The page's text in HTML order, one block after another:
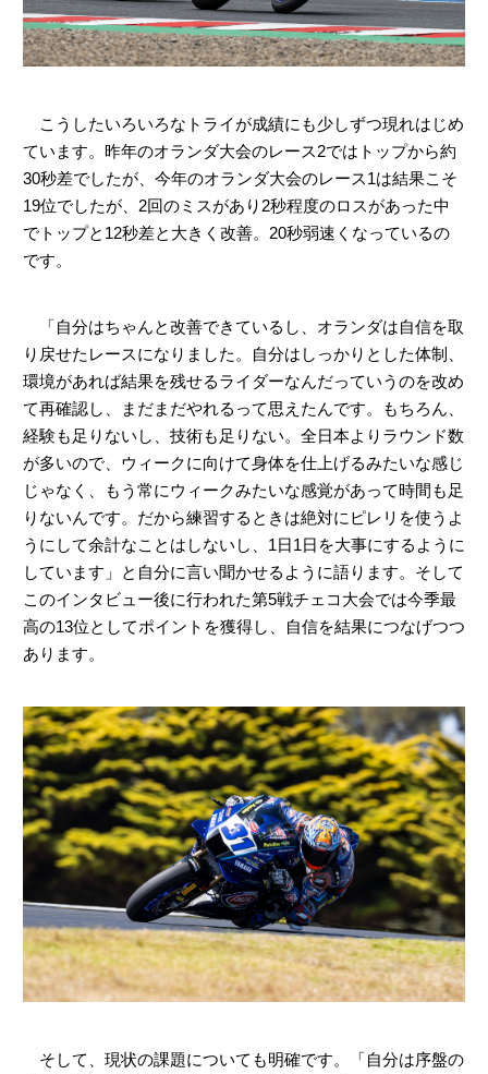
こうしたいろいろなトライが成績にも少しずつ現れはじめ
ています。昨年のオランダ大会のレース2ではトップから約
30秒差でしたが、今年のオランダ大会のレース1は結果こそ
19位でしたが、2回のミスがあり2秒程度のロスがあった中
でトップと12秒差と大きく改善。20秒弱速くなっているの
です。
「自分はちゃんと改善できているし、オランダは自信を取
り戻せたレースになりました。自分はしっかりとした体制、
環境があれば結果を残せるライダーなんだっていうのを改め
て再確認し、まだまだやれるって思えたんです。もちろん、
経験も足りないし、技術も足りない。全日本よりラウンド数
が多いので、ウィークに向けて身体を仕上げるみたいな感じ
じゃなく、もう常にウィークみたいな感覚があって時間も足
りないんです。だから練習するときは絶対にピレリを使うよ
うにして余計なことはしないし、1日1日を大事にするように
しています」と自分に言い聞かせるように語ります。そして
このインタビュー後に行われた第5戦チェコ大会では今季最
高の13位としてポイントを獲得し、自信を結果につなげつつ
あります。
そして、現状の課題についても明確です。「自分は序盤の